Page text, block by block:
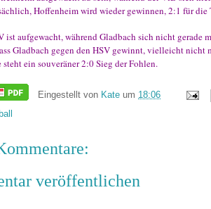
Hoffenheim wird wieder gewinnen, 2:1 für die
ist aufgewacht, während Gladbach sich nicht gerade
Gladbach gegen den HSV gewinnt, vielleicht
steht ein souveräner 2:0 Sieg der Fohlen.
Eingestellt von Kate um 18:06
veröffentlichen